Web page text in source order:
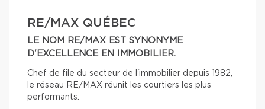
RE/MAX QUÉBEC
LE NOM RE/MAX EST SYNONYME
D'EXCELLENCE EN IMMOBILIER.
Chef de file du secteur de l'immobilier depuis 1982,
le réseau RE/MAX réunit les courtiers les plus
performants.